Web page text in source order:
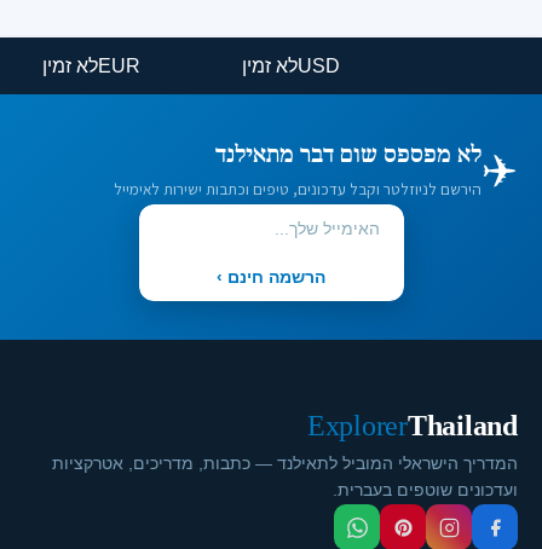
USDלא זמין EURלא זמין
✈️לא מפספס שום דבר מתאילנד
הירשם לניוזלטר וקבל עדכונים, טיפים וכתבות ישירות לאימייל
הרשמה חינם ›
Thailand
Explorer
המדריך הישראלי המוביל לתאילנד — כתבות, מדריכים, אטרקציות
ועדכונים שוטפים בעברית.